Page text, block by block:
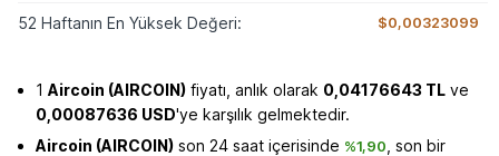
52 Haftanın En Yüksek Değeri: $0,00323099
1 Aircoin (AIRCOIN) fiyatı, anlık olarak 0,04176643 TL ve
0,00087636 USD'ye karşılık gelmektedir.
Aircoin (AIRCOIN) son 24 saat içerisinde %1,90 , son bir